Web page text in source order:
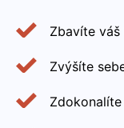
Zbavíte
Zvýšíte